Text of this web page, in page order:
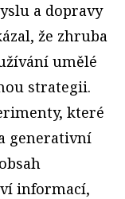
a dopravy
že zhruba
umělé
strategii.
které
generativní
informací,